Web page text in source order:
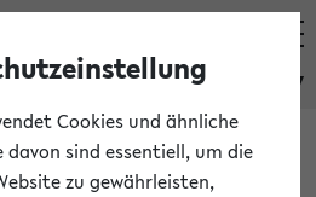
eKVV
Cookies und ähnliche
davon sind essentiell, um die
zu gewährleisten,